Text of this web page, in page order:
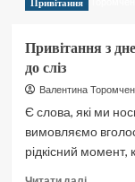
Привітання
Привітання з
до сліз
Валентина
Є слова, які ми
вимовляємо
рідкісний